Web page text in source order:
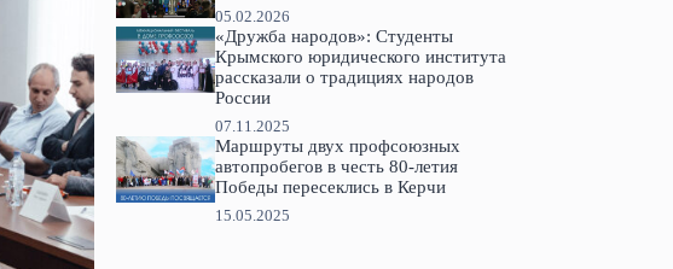
05.02.2026
«Дружба народов»: Студенты
Крымского юридического института
рассказали о традициях народов
России
07.11.2025
Маршруты двух профсоюзных
автопробегов в честь 80-летия
Победы пересеклись в Керчи
15.05.2025